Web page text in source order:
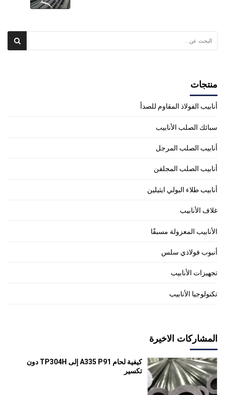
منتجات
أنابيب الفولاذ المقاوم للصدأ
سبائك الصلب الأنابيب
أنابيب الصلب المرجل
أنابيب الصلب المجلفن
أنابيب طلاء البولي ايثيلين
غلاف الأنابيب
الأنابيب المعزولة مسبقًا
أنبوب فولاذي سلس
تجهيزات الأنابيب
تكنولوجيا الأنابيب
المشاركات الاخيرة
كيفية لحام A335 P91 إلى TP304H دون
تكسير